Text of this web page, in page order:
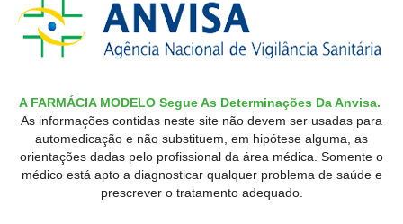
A FARMÁCIA MODELO Segue As Determinações Da Anvisa.
As informações contidas neste site não devem ser usadas para
automedicação e não substituem, em hipótese alguma, as
orientações dadas pelo profissional da área médica. Somente o
médico está apto a diagnosticar qualquer problema de saúde e
prescrever o tratamento adequado.